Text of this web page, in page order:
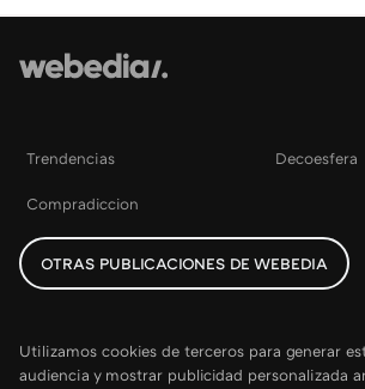
Trendencias Decoesfera
Compradiccion
OTRAS PUBLICACIONES DE WEBEDIA
Utilizamos cookies de terceros para generar
audiencia y mostrar publicidad personalizada